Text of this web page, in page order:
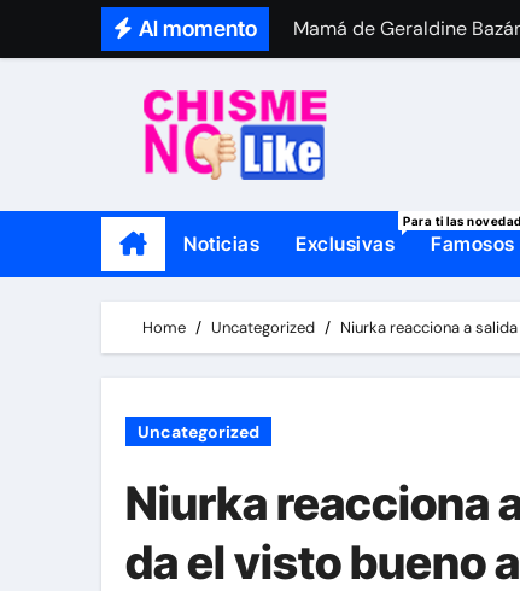
Al momento
Mamá de Geraldine
Noticias Exclusivas
Para ti las
Famosos
Home Uncategorized Niurka reacciona a
Uncategorized
Niurka reacciona
da el visto bueno